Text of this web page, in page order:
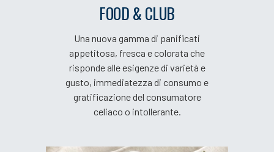
FOOD & CLUB
Una nuova gamma di panificati
appetitosa, fresca e colorata che
risponde alle esigenze di varietà e
gusto, immediatezza di consumo e
gratificazione del consumatore
celiaco o intollerante.